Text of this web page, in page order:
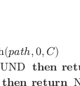
(𝑝𝑎𝑡ℎ,0,𝐶)
UND 𝐭𝐡𝐞𝐧 𝐫𝐞𝐭